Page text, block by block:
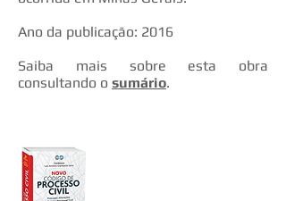
Ano da publicação: 2016
Saiba mais sobre esta obra
consultando o sumário.